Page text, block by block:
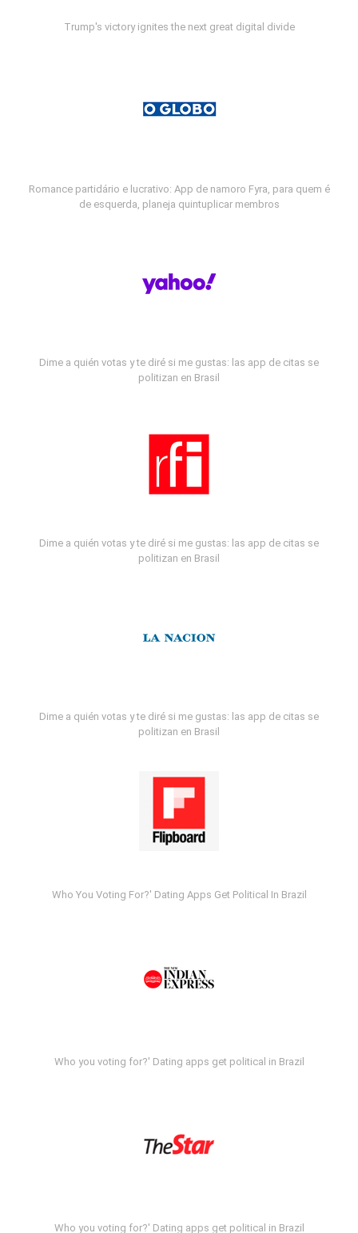
Trump's victory ignites the next great digital divide
Romance partidário e lucrativo: App de namoro Fyra, para quem é
de esquerda, planeja quintuplicar membros
Dime a quién votas y te diré si me gustas: las app de citas se
politizan en Brasil
Dime a quién votas y te diré si me gustas: las app de citas se
politizan en Brasil
Dime a quién votas y te diré si me gustas: las app de citas se
politizan en Brasil
Who You Voting For?' Dating Apps Get Political In Brazil
Who you voting for?' Dating apps get political in Brazil
Who you voting for?' Dating apps get political in Brazil